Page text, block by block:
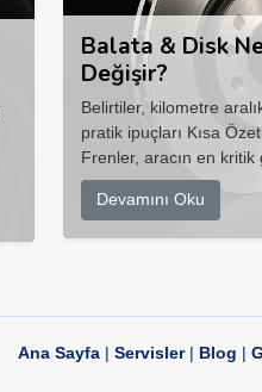
Balata & Disk
Değişir?
Belirtiler, kilometre
pratik ipuçları Kısa
Frenler, aracın en kritik
Devamını Oku
Ana Sayfa| Servisler| Blog |